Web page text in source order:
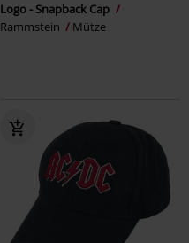
Logo - Snapback Cap
Rammstein
Mütze